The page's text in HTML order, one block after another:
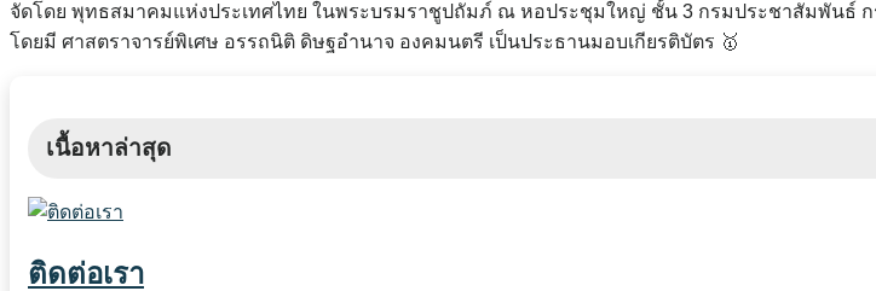
จัดโดย พุทธสมาคมแห่งประเทศไทย ในพระบรมราชูปถัมภ์ ณ หอประชุมใหญ่ ชั้น 3 กรมประชาสัมพันธ์ ก
โดยมี ศาสตราจารย์พิเศษ อรรถนิติ ดิษฐอำนาจ องคมนตรี เป็นประธานมอบเกียรติบัตร 🥇
เนื้อหาล่าสุด
ติดต่อเรา